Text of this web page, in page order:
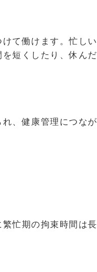
て働けます。忙しい
短くしたり、休んだ
、健康管理につなが
忙期の拘束時間は長